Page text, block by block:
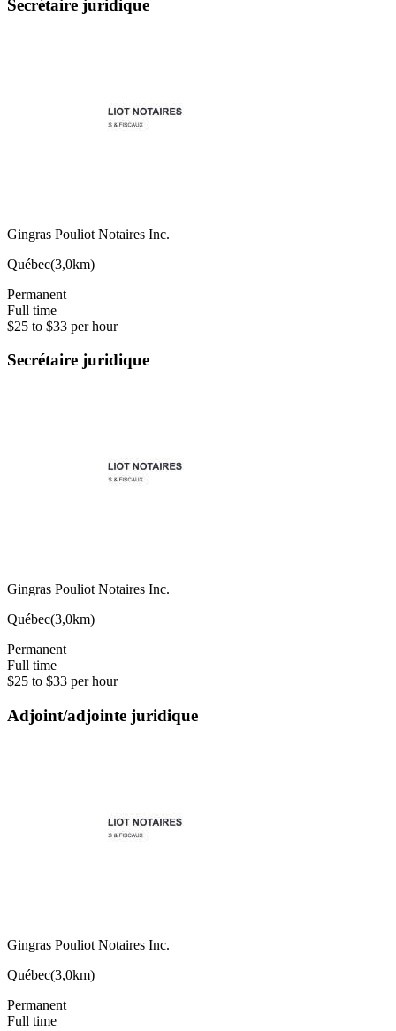
Secrétaire juridique
Gingras Pouliot Notaires Inc.
Québec(3,0km)
Permanent
Full time
$25 to $33 per hour
Secrétaire juridique
Gingras Pouliot Notaires Inc.
Québec(3,0km)
Permanent
Full time
$25 to $33 per hour
Adjoint/adjointe juridique
Gingras Pouliot Notaires Inc.
Québec(3,0km)
Permanent
Full time